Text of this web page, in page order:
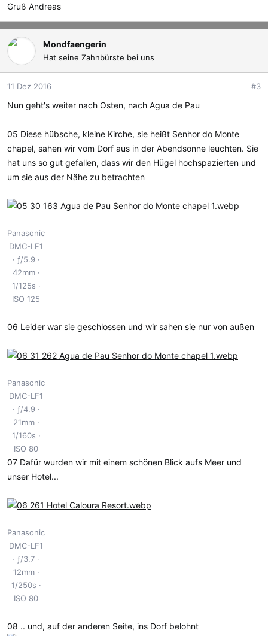
Gruß Andreas
Mondfaengerin
Hat seine Zahnbürste bei uns
11 Dez 2016 #3
Nun geht's weiter nach Osten, nach Agua de Pau
05 Diese hübsche, kleine Kirche, sie heißt Senhor do Monte
chapel, sahen wir vom Dorf aus in der Abendsonne leuchten. Sie
hat uns so gut gefallen, dass wir den Hügel hochspazierten und
um sie aus der Nähe zu betrachten
Panasonic
DMC-LF1
ƒ/5.9
42mm
1/125s
ISO 125
06 Leider war sie geschlossen und wir sahen sie nur von außen
Panasonic
DMC-LF1
ƒ/4.9
21mm
1/160s
ISO 80
07 Dafür wurden wir mit einem schönen Blick aufs Meer und
unser Hotel...
Panasonic
DMC-LF1
ƒ/3.7
12mm
1/250s
ISO 80
08 .. und, auf der anderen Seite, ins Dorf belohnt